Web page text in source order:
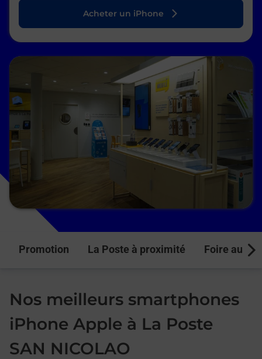
Acheter un iPhone
Promotion La Poste à proximité Foire aux
Nos meilleurs smartphones
iPhone Apple à La Poste
SAN NICOLAO